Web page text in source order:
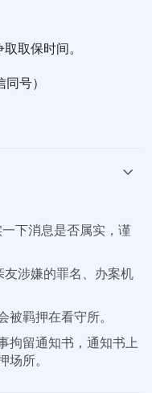
取保时间。
同号）
下消息是否属实，谨
涉嫌的罪名、办案机
羁押在看守所。
拘留通知书，通知书上
所。